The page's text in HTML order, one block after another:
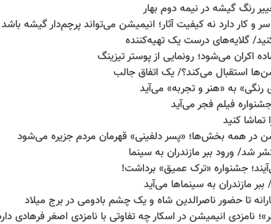
رنگ گیشه در نیمه دوم بهار
و کار دارد نه کیفیت آثار؛ انیمیشن می‌تواند پرچم‌دار گیشه باشد
گلایه‌های درست یک تهیه‌کننده
اکران می‌شود؛ رونمایی از پوستر تیزینگ
استقبال می‌کند؟/ یک اتفاق جالب
به «هنر و تجربه» می‌آید
فیلم فجر می‌آید
در همه‌ بخش‌ها؛ «پسر دلفینی» قهرمان مردم جزیره می‌شود
شد/ ورود ببر مازندران به سینما
جشنواره «ترک عمیق» برداشت!
تا حضور ناصرالدین شاه و یک چشم بادومی در برج میلاد
انیمیشن در اسکار چه تفاوتی با نامزدی اصغر فرهادی
۱۴۰۵ روزنامه‌های ورزشی پنج‌شنبه ۱۵ مرداد